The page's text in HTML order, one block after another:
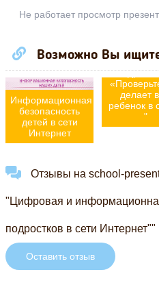
Не работает просмотр
Возможно Вы
Информационная
безопасность
детей в сети
Интернет
гигиена
делает
ребенок в
"
Отзывы на school-
"Цифровая и
подростков в сети Интернет""
Оставить отзыв